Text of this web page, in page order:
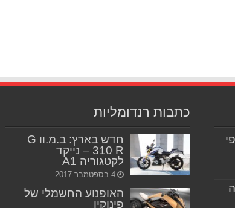
כתבות רנדומליות
חדש בארץ: ב.מ.וו G
310 R – נייקד
לקטגוריה A1
4 בספטמבר 2017
האופנוע החשמלי של
פינוקיו